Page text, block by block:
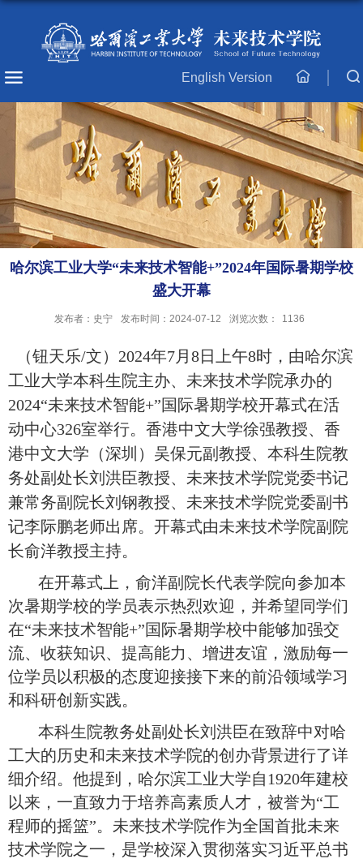
English Version
主
哈尔滨工业大学“未来技术智能+”2024年国际暑期学校
盛大开幕
发布者：史宁 发布时间：2024-07-12 浏览次数： 1136
（钮天乐/文） 2024年7月8日上午8时，由哈尔滨
工业大学本科生院主办、未来技术学院承办的
2024“未来技术智能+”国际暑期学校开幕式在活
动中心326室举行。香港中文大学徐强教授、香
港中文大学（深圳）吴保元副教授、本科生院教
务处副处长刘洪臣教授、未来技术学院党委书记
兼常务副院长刘钢教授、未来技术学院党委副书
记李际鹏老师出席。开幕式由未来技术学院副院
长俞洋教授主持。
在开幕式上，俞洋副院长代表学院向参加本
次暑期学校的学员表示热烈欢迎，并希望同学们
在“未来技术智能+”国际暑期学校中能够加强交
流、收获知识、提高能力、增进友谊，激励每一
位学员以积极的态度迎接接下来的前沿领域学习
和科研创新实践。
本科生院教务处副处长刘洪臣在致辞中对哈
工大的历史和未来技术学院的创办背景进行了详
细介绍。他提到，哈尔滨工业大学自1920年建校
以来，一直致力于培养高素质人才，被誉为“工
程师的摇篮”。未来技术学院作为全国首批未来
技术学院之一，是学校深入贯彻落实习近平总书